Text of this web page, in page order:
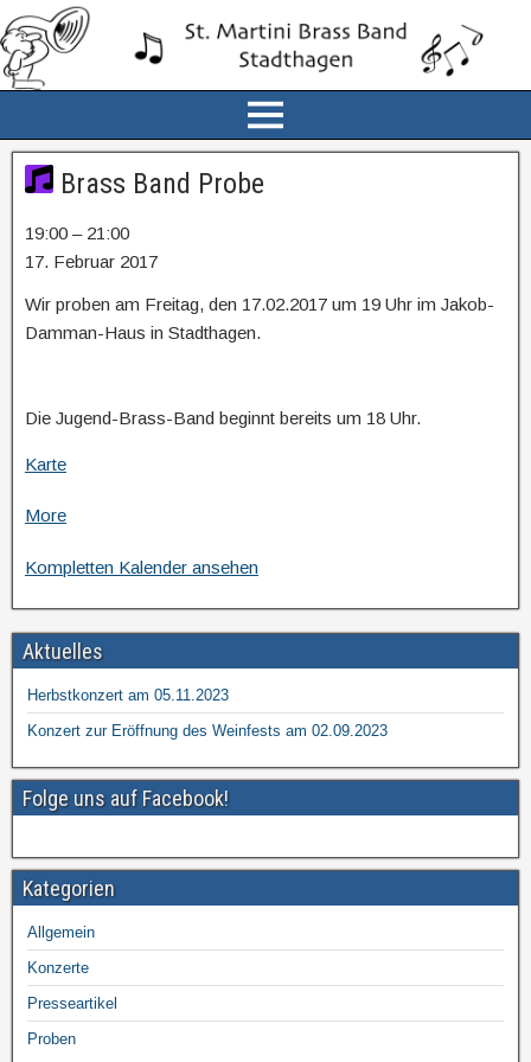
Brass Band Probe
19:00 – 21:00
17. Februar 2017
Wir proben am Freitag, den 17.02.2017 um 19 Uhr im Jakob-
Damman-Haus in Stadthagen.
Die Jugend-Brass-Band beginnt bereits um 18 Uhr.
Karte
More
Kompletten Kalender ansehen
Aktuelles
Herbstkonzert am 05.11.2023
Konzert zur Eröffnung des Weinfests am 02.09.2023
Folge uns auf Facebook!
Kategorien
Allgemein
Konzerte
Presseartikel
Proben